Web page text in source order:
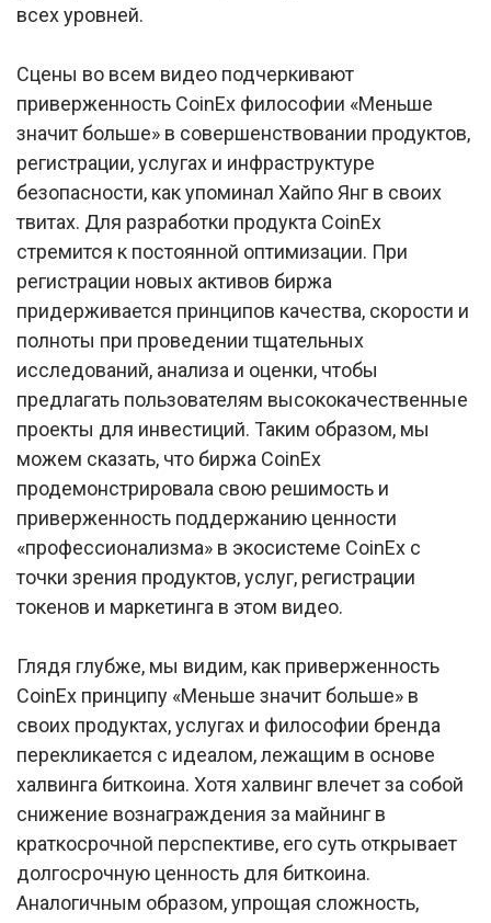
всех уровней.
Сцены во всем видео подчеркивают
приверженность CoinEx философии «Меньше
значит больше» в совершенствовании продуктов,
регистрации, услугах и инфраструктуре
безопасности, как упоминал Хайпо Янг в своих
твитах. Для разработки продукта CoinEx
стремится к постоянной оптимизации. При
регистрации новых активов биржа
придерживается принципов качества, скорости и
полноты при проведении тщательных
исследований, анализа и оценки, чтобы
предлагать пользователям высококачественные
проекты для инвестиций. Таким образом, мы
можем сказать, что биржа CoinEx
продемонстрировала свою решимость и
приверженность поддержанию ценности
«профессионализма» в экосистеме CoinEx с
точки зрения продуктов, услуг, регистрации
токенов и маркетинга в этом видео.
Глядя глубже, мы видим, как приверженность
CoinEx принципу «Меньше значит больше» в
своих продуктах, услугах и философии бренда
перекликается с идеалом, лежащим в основе
халвинга биткоина. Хотя халвинг влечет за собой
снижение вознаграждения за майнинг в
краткосрочной перспективе, его суть открывает
долгосрочную ценность для биткоина.
Аналогичным образом, упрощая сложность,